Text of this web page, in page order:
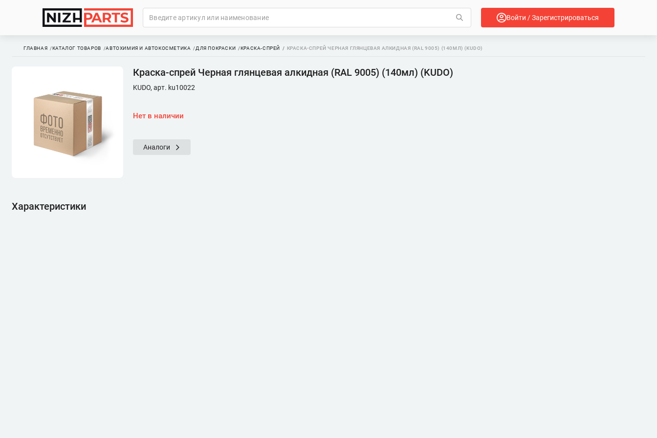
Войти / Зарегистрироваться
ГЛАВНАЯ КАТАЛОГ ТОВАРОВ АВТОХИМИЯ И АВТОКОСМЕТИКА ДЛЯ ПОКРАСКИ КРАСКА-СПРЕЙ КРАСКА-СПРЕЙ ЧЕРНАЯ ГЛЯНЦЕВАЯ АЛКИДНАЯ (RAL 9005) (140МЛ) (KUDO)
Краска-спрей Черная глянцевая алкидная (RAL 9005) (140мл) (KUDO)
KUDO, арт. ku10022
Нет в наличии
Аналоги
Характеристики